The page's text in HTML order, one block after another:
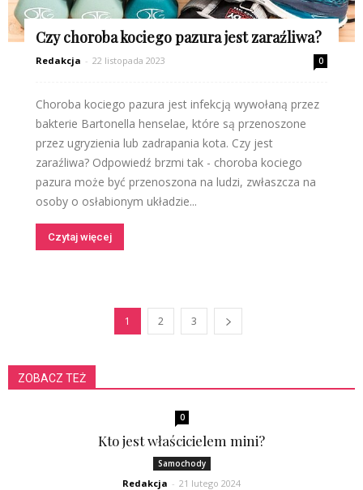
Czy choroba kociego pazura jest zaraźliwa?
Redakcja - 22 listopada 2023 0
Choroba kociego pazura jest infekcją wywołaną przez
bakterie Bartonella henselae, które są przenoszone
przez ugryzienia lub zadrapania kota. Czy jest
zaraźliwa? Odpowiedź brzmi tak - choroba kociego
pazura może być przenoszona na ludzi, zwłaszcza na
osoby o osłabionym układzie...
Czytaj więcej
1 2 3
ZOBACZ TEŻ
0
Kto jest właścicielem mini?
Samochody
Redakcja - 21 lutego 2024